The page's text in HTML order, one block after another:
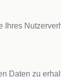
Ihres
Daten zu